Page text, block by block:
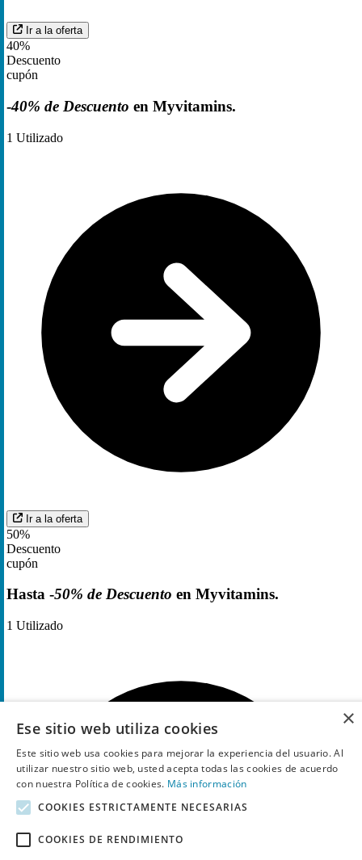
Ir a la oferta
40%
Descuento
cupón
-40% de Descuento en Myvitamins.
1 Utilizado
Ir a la oferta
50%
Descuento
cupón
Hasta -50% de Descuento en Myvitamins.
1 Utilizado
×
Ese sitio web utiliza cookies
Este sitio web usa cookies para mejorar la experiencia del usuario. Al
utilizar nuestro sitio web, usted acepta todas las cookies de acuerdo
con nuestra Política de cookies. Más información
COOKIES ESTRICTAMENTE NECESARIAS
COOKIES DE RENDIMIENTO